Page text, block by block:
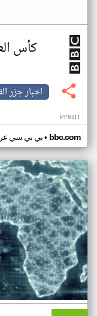
كأس
اخبار جزر
PF63IT
بي بي سي• bbc.com